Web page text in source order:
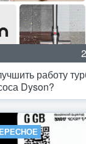
работу
Dyson?